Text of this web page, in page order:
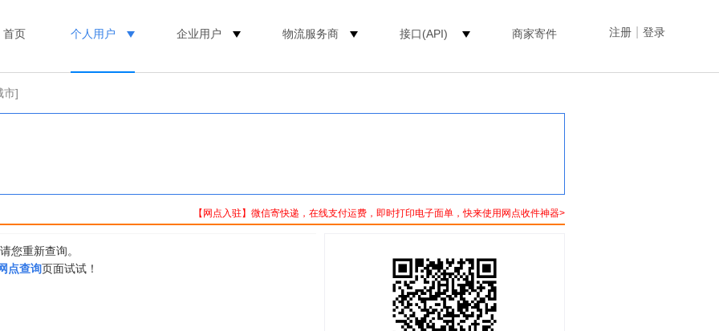
注册 登录
首页 个人用户 企业用户 物流服务商 接口(API) 商家寄件
市]
【网点入驻】微信寄快递，在线支付运费，即时打印电子面单，快来使用网点收件神器>
您重新查询。
点查询页面试试！